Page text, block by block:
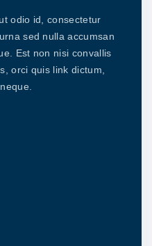
odio id, consectetur
sed nulla accumsan
Est non nisi convallis
orci quis link dictum,